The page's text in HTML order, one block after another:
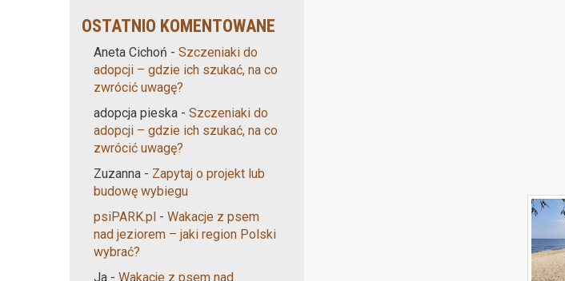
OSTATNIO KOMENTOWANE
Aneta Cichoń - Szczeniaki do
adopcji – gdzie ich szukać, na co
zwrócić uwagę?
adopcja pieska - Szczeniaki do
adopcji – gdzie ich szukać, na co
zwrócić uwagę?
Zuzanna - Zapytaj o projekt lub
budowę wybiegu
psiPARK.pl - Wakacje z psem
nad jeziorem – jaki region Polski
wybrać?
Ja - Wakacje z psem nad